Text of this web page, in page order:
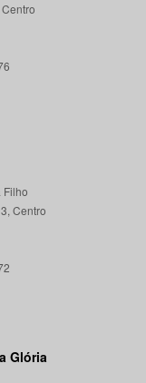
Filho
Centro
Glória